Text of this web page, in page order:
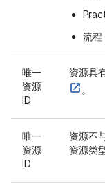
流程
唯一
资源
ID
资源具
。
唯一
资源
ID
资源不
资源类